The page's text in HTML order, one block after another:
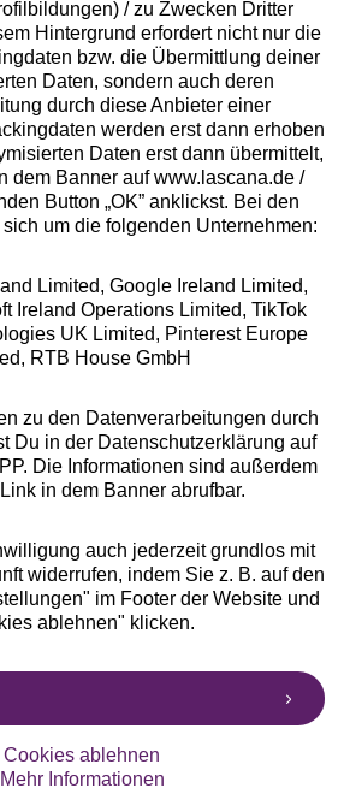
Versandkosten
zur Bonitätsprüfung
/ zu Zwecken Dritter
Hintergrund erfordert nicht nur die
bzw. die Übermittlung deiner
Daten, sondern auch deren
durch diese Anbieter einer
werden erst dann erhoben
Daten erst dann übermittelt,
dem Banner auf www.lascana.de /
Button „OK” anklickst. Bei den
um die folgenden Unternehmen:
Limited, Google Ireland Limited,
Ireland Operations Limited, TikTok
UK Limited, Pinterest Europe
RTB House GmbH
zu den Datenverarbeitungen durch
Du in der Datenschutzerklärung auf
Die Informationen sind außerdem
in dem Banner abrufbar.
auch jederzeit grundlos mit
widerrufen, indem Sie z. B. auf den
im Footer der Website und
ablehnen" klicken.
Cookies ablehnen
Mehr Informationen